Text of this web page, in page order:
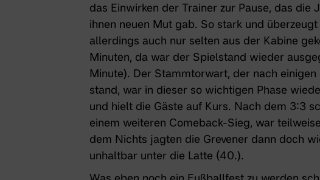
das Einwirken der Trainer zur Pause, das
ihnen neuen Mut gab. So stark und
allerdings auch nur selten aus der Kabine
Minuten, da war der Spielstand wieder
Minute). Der Stammtorwart, der nach
stand, war in dieser so wichtigen Phase
und hielt die Gäste auf Kurs. Nach dem 3:3
einem weiteren Comeback-Sieg, war
dem Nichts jagten die Grevener dann doch
unhaltbar unter die Latte (40.).